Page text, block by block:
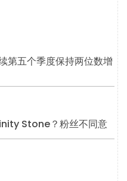
五个季度保持两位数增
Stone？粉丝不同意